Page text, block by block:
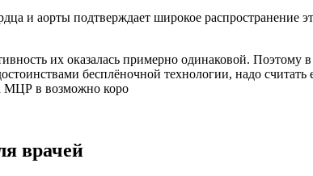
и аорты подтверждает широкое
их оказалась примерно одинаковой. Поэтому
бесплёночной технологии, надо считать
МЦР в возможно коро
врачей